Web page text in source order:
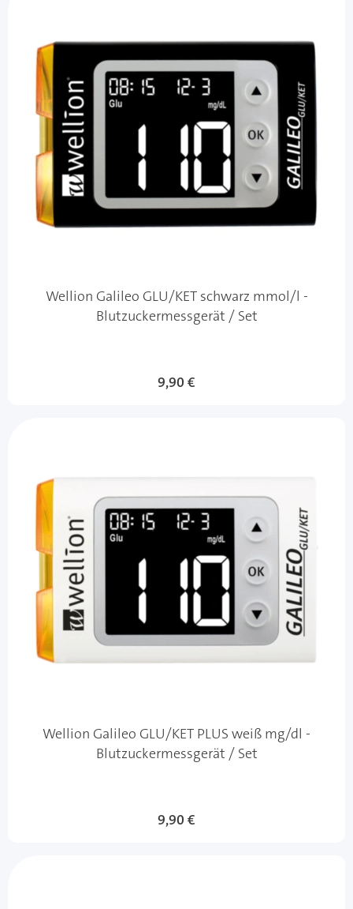
Wellion Galileo GLU/KET schwarz mmol/l -
Blutzuckermessgerät / Set
9,90 €
Wellion Galileo GLU/KET PLUS weiß mg/dl -
Blutzuckermessgerät / Set
9,90 €